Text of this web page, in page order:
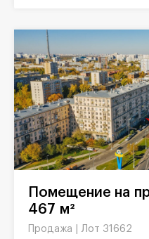
Помещение на проспекте Мира,
467 м²
Продажа | Лот 31662